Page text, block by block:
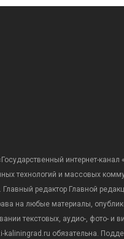
интернет-
технологий и массовых
редактор Главной
на любые материалы,
текстовых, аудио-, фото- и
kaliningrad.ru обязательна.